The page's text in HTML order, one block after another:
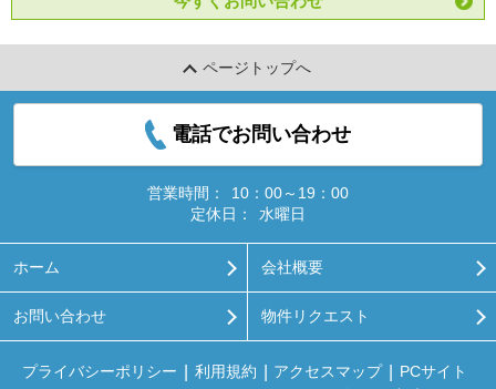
ページトップへ
電話でお問い合わせ
営業時間：
10：00～19：00
定休日：
水曜日
ホーム 会社概要
お問い合わせ 物件リクエスト
プライバシーポリシー 利用規約 アクセスマップ
PCサイト